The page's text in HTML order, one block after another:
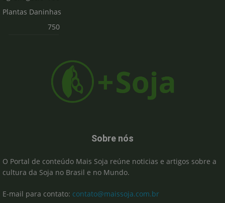
Plantas Daninhas
750
Sobre nós
O Portal de conteúdo Mais Soja reúne noticias e artigos sobre a
cultura da Soja no Brasil e no Mundo.
E-mail para contato: contato@maissoja.com.br